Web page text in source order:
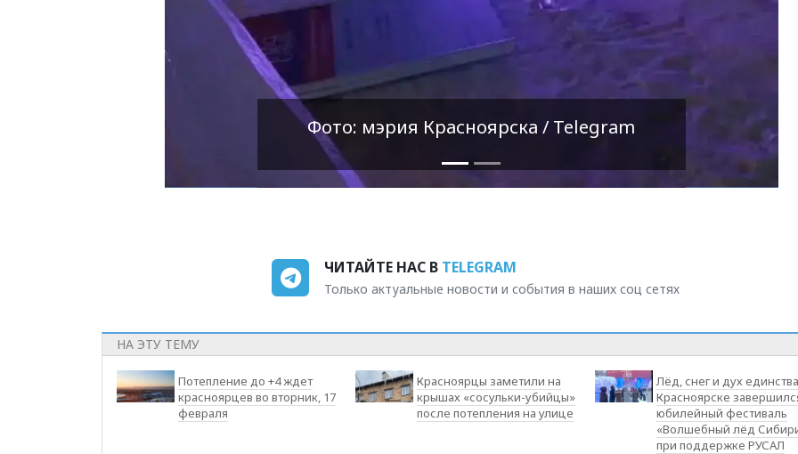
Фото: мэрия Красноярска / Telegram
ЧИТАЙТЕ НАС В TELEGRAM
Только актуальные новости и события в наших соц сетях
НА ЭТУ ТЕМУ
Потепление до +4 ждет
красноярцев во вторник, 17
февраля
Красноярцы заметили на
крышах «сосульки-убийцы»
после потепления на улице
Лёд, снег и дух
Красноярске
юбилейный фестиваль
«Волшебный лёд
при поддержке РУСАЛ